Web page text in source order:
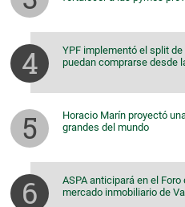
YPF implementó el split
puedan comprarse desde
Horacio Marín proyectó
grandes del mundo
ASPA anticipará en el
mercado inmobiliario de